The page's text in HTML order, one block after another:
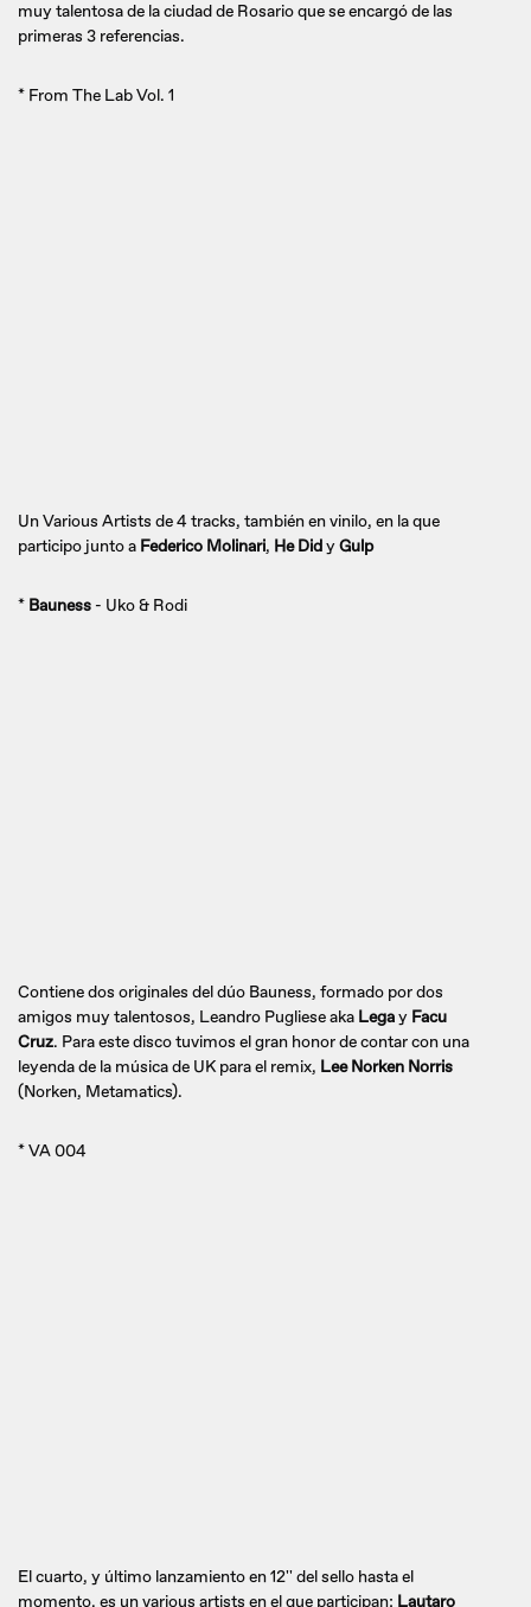
muy talentosa de la ciudad de Rosario que se encargó de las
primeras 3 referencias.
* From The Lab Vol. 1
Un Various Artists de 4 tracks, también en vinilo, en la que
participo junto a Federico Molinari, He DidyGulp
* Bauness - Uko & Rodi
Contiene dos originales del dúo Bauness, formado por dos
amigos muy talentosos, Leandro Pugliese aka Legay Facu
Cruz. Para este disco tuvimos el gran honor de contar con una
leyenda de la música de UK para el remix, Lee Norken Norris
(Norken, Metamatics).
* VA 004
El cuarto, y último lanzamiento en 12'' del sello hasta el
momento, es un various artists en el que participan; Lautaro